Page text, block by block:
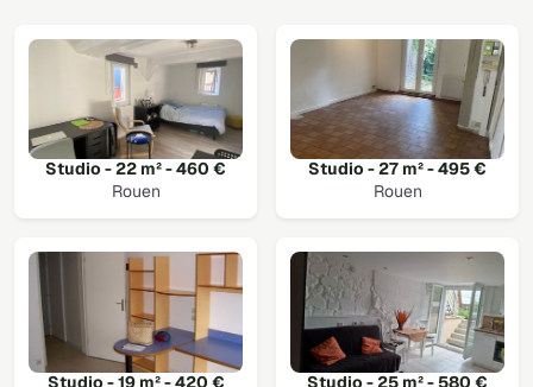
Studio - 22 m² - 460 €
Rouen
Studio - 27 m² - 495 €
Rouen
Studio - 19 m² - 420 €
Studio - 25 m² - 580 €